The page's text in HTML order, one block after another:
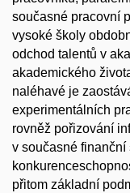
současné pracovní
vysoké školy
odchod talentů v
akademického
naléhavé je
experimentálních
rovněž pořizování
v současné
přitom základní